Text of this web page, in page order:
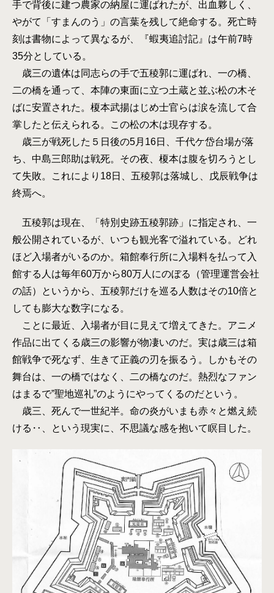
手で背後に建つ農家の納屋に運ばれたが、出血夥しく、
やがて「すまんのう」の言葉を残して絶命する。死亡時
刻は書物によって異なるが、『蝦夷追討記』は午前7時
35分としている。
歳三の遺体は同志らの手で五稜郭に運ばれ、一の橋、
二の橋を通って、本陣の東面に立つ土蔵と並ぶ松の木そ
ばに安置された。榎本武揚はじめ士官らは涙を流して合
掌したと伝えられる。この松の木は現存する。
歳三が戦死した５日後の5月16日、千代ケ岱台場が落
ち、中島三郎助は戦死。その夜、榎本は腹を切ろうとし
て失敗。これにより18日、五稜郭は落城し、戊辰戦争は
終焉へ。
五稜郭は現在、「特別史跡五稜郭跡」に指定され、一
般公開されているが、いつも観光客で溢れている。どれ
ほど入場者がいるのか。箱館奉行所に入場料を払って入
館する人は毎年60万から80万人にのぼる（管理運営会社
の話）というから、五稜郭だけを巡る人数はその10倍と
しても膨大な数字になる。
ことに最近、入場者が目に見えて増えてきた。アニメ
作品に出てくる歳三の影響が物凄いのだ。実は歳三は箱
館戦争で死なず、生きて正義の刃を振るう。しかもその
舞台は、一の橋ではなく、二の橋なのだ。熱烈なファン
はまるで”聖地巡礼”のようにやってくるのだという。
歳三、死んで一世紀半。命の炎がいまも赤々と燃え続
ける‥、という現実に、不思議な感を抱いて瞑目した。